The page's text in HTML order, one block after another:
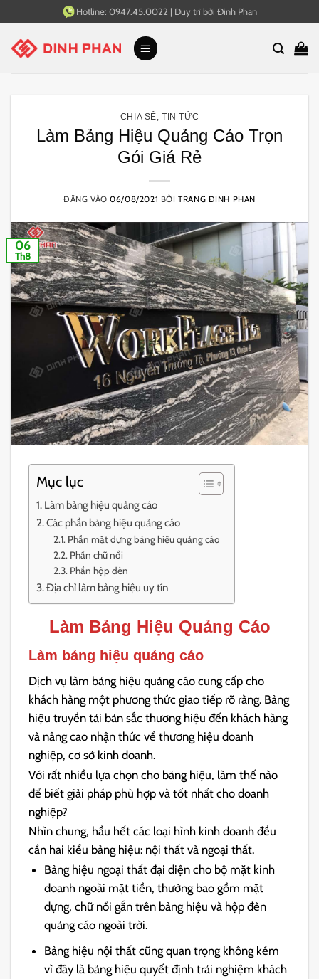
qua
nội
Hotline: 0947.45.0022 | Duy trì bởi Đinh Phan
CHIA SẺ ,TIN TỨC
Làm Bảng Hiệu Quảng Cáo Trọn
Gói Giá Rẻ
ĐĂNG VÀO06/08/2021 BỞITRANG ĐINH PHAN
06
Th8
Mục lục
Làm bảng hiệu quảng cáo
Các phần bảng hiệu quảng cáo
Phần mặt dựng bảng hiệu quảng cáo
Phần chữ nổi
Phần hộp đèn
Địa chỉ làm bảng hiệu uy tín
Làm Bảng Hiệu Quảng Cáo
Làm bảng hiệu quảng cáo
Dịch vụ làm bảng hiệu quảng cáo cung cấp cho
khách hàng một phương thức giao tiếp rõ ràng. Bảng
hiệu truyền tải bản sắc thương hiệu đến khách hàng
và nâng cao nhận thức về thương hiệu doanh
nghiệp, cơ sở kinh doanh.
Với rất nhiều lựa chọn cho bảng hiệu, làm thế nào
để biết giải pháp phù hợp và tốt nhất cho doanh
nghiệp?
Nhìn chung, hầu hết các loại hình kinh doanh đều
cần hai kiểu bảng hiệu: nội thất và ngoại thất.
Bảng hiệu ngoại thất đại diện cho bộ mặt kinh
doanh ngoài mặt tiền, thường bao gồm mặt
dựng, chữ nổi gắn trên bảng hiệu và hộp đèn
quảng cáo ngoài trời.
Bảng hiệu nội thất cũng quan trọng không kém
vì đây là bảng hiệu quyết định trải nghiệm khách